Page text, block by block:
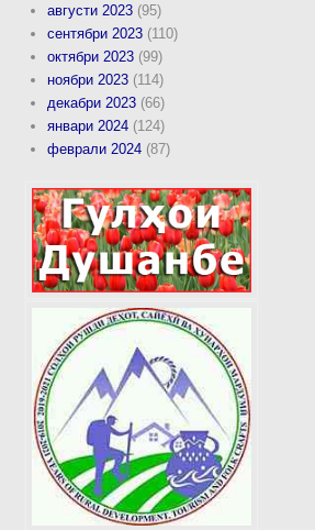
августи 2023 (95)
сентябри 2023 (110)
октябри 2023 (99)
ноябри 2023 (114)
декабри 2023 (66)
январи 2024 (124)
феврали 2024 (87)